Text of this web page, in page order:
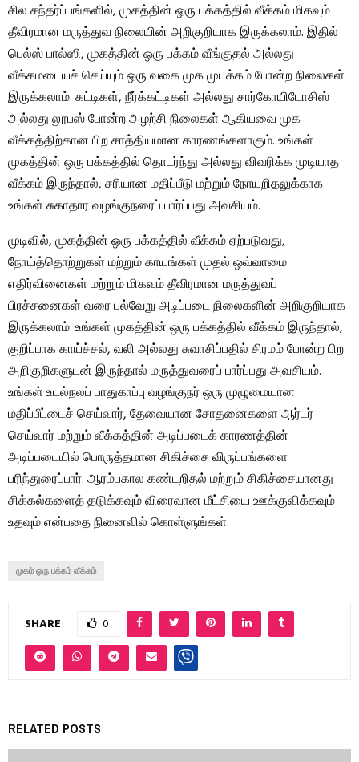
சில சந்தர்ப்பங்களில், முகத்தின் ஒரு பக்கத்தில் வீக்கம் மிகவும்
தீவிரமான மருத்துவ நிலையின் அறிகுறியாக இருக்கலாம். இதில்
பெல்ஸ் பால்ஸி, முகத்தின் ஒரு பக்கம் வீங்குதல் அல்லது
வீக்கமடையச் செய்யும் ஒரு வகை முக முடக்கம் போன்ற நிலைகள்
இருக்கலாம். கட்டிகள், நீர்க்கட்டிகள் அல்லது சார்கோயிடோசிஸ்
அல்லது லூபஸ் போன்ற அழற்சி நிலைகள் ஆகியவை முக
வீக்கத்திற்கான பிற சாத்தியமான காரணங்களாகும். உங்கள்
முகத்தின் ஒரு பக்கத்தில் தொடர்ந்து அல்லது விவரிக்க முடியாத
வீக்கம் இருந்தால், சரியான மதிப்பீடு மற்றும் நோயறிதலுக்காக
உங்கள் சுகாதார வழங்குநரைப் பார்ப்பது அவசியம்.
முடிவில், முகத்தின் ஒரு பக்கத்தில் வீக்கம் ஏற்படுவது,
நோய்த்தொற்றுகள் மற்றும் காயங்கள் முதல் ஒவ்வாமை
எதிர்வினைகள் மற்றும் மிகவும் தீவிரமான மருத்துவப்
பிரச்சனைகள் வரை பல்வேறு அடிப்படை நிலைகளின் அறிகுறியாக
இருக்கலாம். உங்கள் முகத்தின் ஒரு பக்கத்தில் வீக்கம் இருந்தால்,
குறிப்பாக காய்ச்சல், வலி ​​அல்லது சுவாசிப்பதில் சிரமம் போன்ற பிற
அறிகுறிகளுடன் இருந்தால் மருத்துவரைப் பார்ப்பது அவசியம்.
உங்கள் உடல்நலப் பாதுகாப்பு வழங்குநர் ஒரு முழுமையான
மதிப்பீட்டைச் செய்வார், தேவையான சோதனைகளை ஆர்டர்
செய்வார் மற்றும் வீக்கத்தின் அடிப்படைக் காரணத்தின்
அடிப்படையில் பொருத்தமான சிகிச்சை விருப்பங்களை
பரிந்துரைப்பார். ஆரம்பகால கண்டறிதல் மற்றும் சிகிச்சையானது
சிக்கல்களைத் தடுக்கவும் விரைவான மீட்சியை ஊக்குவிக்கவும்
உதவும் என்பதை நினைவில் கொள்ளுங்கள்.
முகம் ஒரு பக்கம் வீக்கம்
SHARE 0
RELATED POSTS